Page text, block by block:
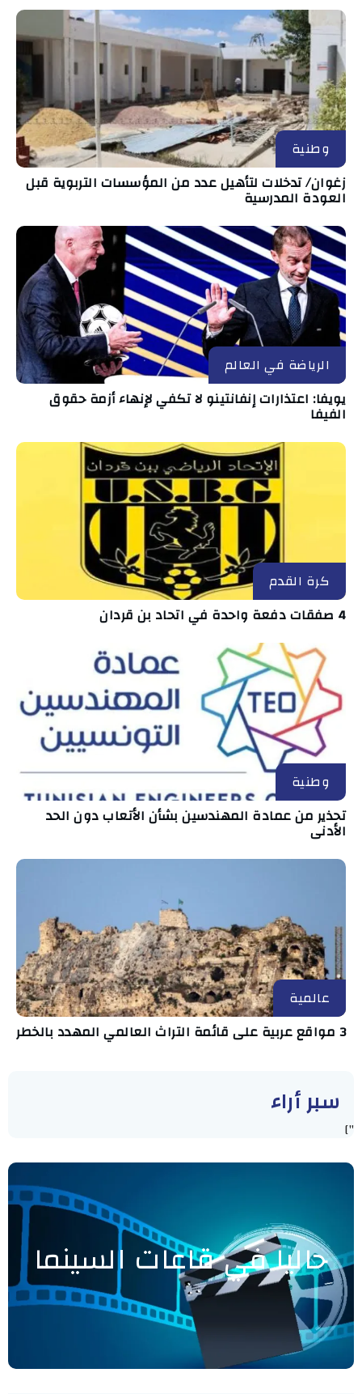
وطنية
زغوان/ تدخلات لتأهيل عدد من المؤسسات التربوية قبل
العودة المدرسية
الرياضة في العالم
يويفا: اعتذارات إنفانتينو لا تكفي لإنهاء أزمة حقوق
الفيفا
كرة القدم
4 صفقات دفعة واحدة في اتحاد بن قردان
وطنية
تحذير من عمادة المهندسين بشأن الأتعاب دون الحد
الأدنى
عالمية
3 مواقع عربية على قائمة التراث العالمي المهدد بالخطر
سبر أراء
"]
حاليا في قاعات السينما